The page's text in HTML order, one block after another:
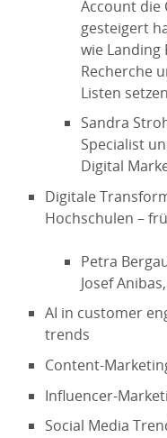
Account die
gesteigert
wie Landing
Recherche
Listen
Sandra
Specialist
Digital
Digitale
Hochschulen –
Petra
Josef
AI in customer
trends
Content-
Influencer-
Social Media